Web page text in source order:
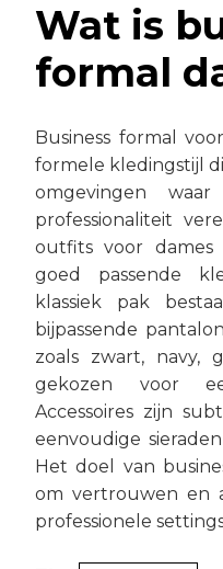
Wat is
formal
Business formal
formele kledingstijl
omgevingen
professionaliteit
outfits voor
goed passende
klassiek pak
bijpassende
zoals zwart, navy,
gekozen voor
Accessoires zijn
eenvoudige
Het doel van
om vertrouwen en
professionele